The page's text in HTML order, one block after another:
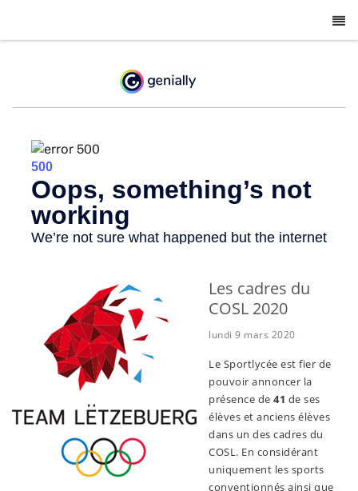
Les cadres du
COSL 2020
lundi 9 mars 2020
Le Sportlycée est fier de
pouvoir annoncer la
présence de 41 de ses
élèves et anciens élèves
dans un des cadres du
COSL. En considérant
uniquement les sports
conventionnés ainsi que